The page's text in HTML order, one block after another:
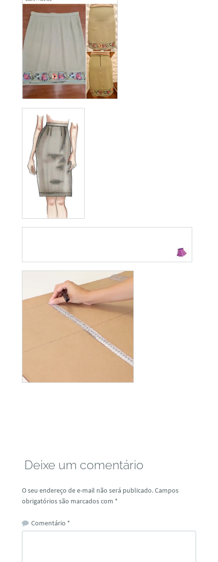
Deixe um comentário
O seu endereço de e-mail não será publicado.Campos
obrigatórios são marcados com *
Comentário *